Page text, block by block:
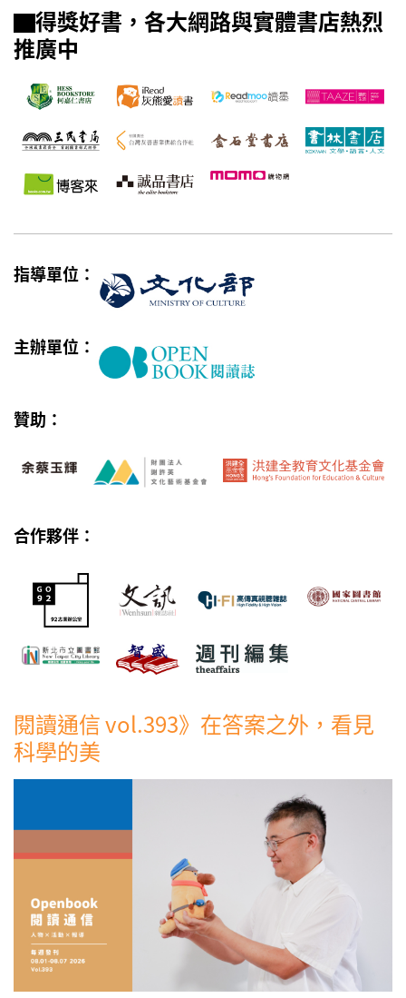
▇得獎好書，各大網路與實體書店熱烈
推廣中
指導單位：
主辦單位：
贊助：
合作夥伴：
閱讀通信 vol.393》在答案之外，看見
科學的美